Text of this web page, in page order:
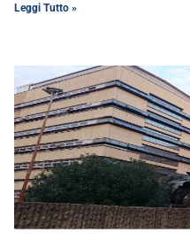
Leggi Tutto »